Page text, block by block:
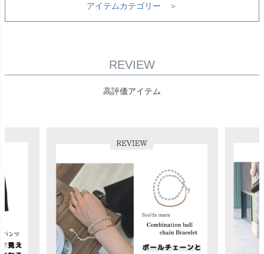
アイテムカテゴリー ＞
REVIEW
高評価アイテム